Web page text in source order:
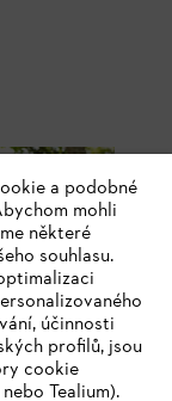
mrazem
nechat ležet, nebo
přirozená ochrana
nebo gladioly
vrstvou listí.
a podobné
mohli
některé
souhlasu.
účinnosti
profilů, jsou
cookie
Tealium).